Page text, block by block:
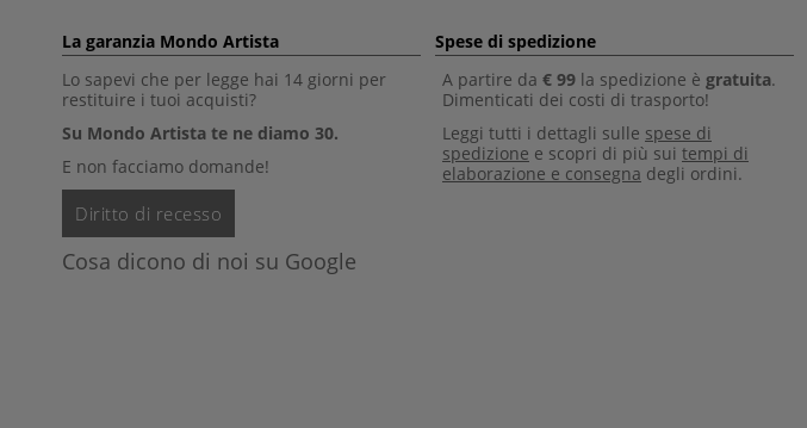
La garanzia Mondo Artista
Lo sapevi che per legge hai 14 giorni per
restituire i tuoi acquisti?
Su Mondo Artista te ne diamo 30.
E non facciamo domande!
Diritto di recesso
Cosa dicono di noi su Google
Spese di spedizione
A partire da € 99 la spedizione è gratuita.
Dimenticati dei costi di trasporto!
Leggi tutti i dettagli sulle spese di
spedizione e scopri di più sui tempi di
elaborazione e consegna degli ordini.